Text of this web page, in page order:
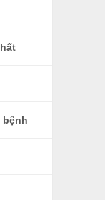
bệnh